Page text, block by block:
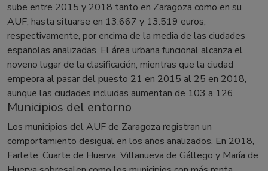
sube entre 2015 y 2018 tanto en Zaragoza como en su
AUF, hasta situarse en 13.667 y 13.519 euros,
respectivamente, por encima de la media de las ciudades
españolas analizadas. El área urbana funcional alcanza el
noveno lugar de la clasificación, mientras que la ciudad
empeora al pasar del puesto 21 en 2015 al 25 en 2018,
aunque las ciudades incluidas aumentan de 103 a 126.
Municipios del entorno
Los municipios del AUF de Zaragoza registran un
comportamiento desigual en los años analizados. En 2018,
Farlete, Cuarte de Huerva, Villanueva de Gállego y María de